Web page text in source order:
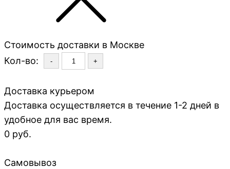
Стоимость доставки в Москве
Кол-во:
- +
Доставка курьером
Доставка осуществляется в течение 1-2 дней в
удобное для вас время.
0 руб.
Самовывоз